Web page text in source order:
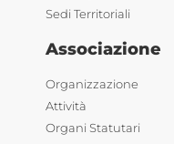
Sedi Territoriali
Associazione
Organizzazione
Attività
Organi Statutari